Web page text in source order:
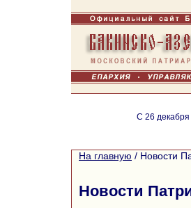
С 26
На главную / Новости
Новости